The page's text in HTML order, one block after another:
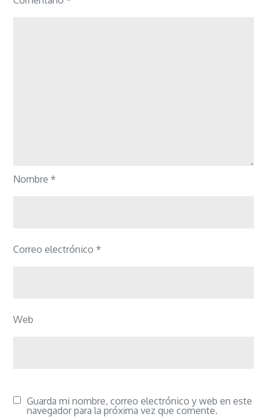
Nombre *
Correo electrónico *
Web
Guarda mi nombre, correo electrónico y web en este
navegador para la próxima vez que comente.